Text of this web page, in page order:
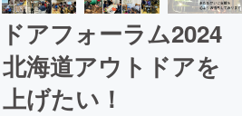
アフォーラム2024
海道アウトドアを
げたい！